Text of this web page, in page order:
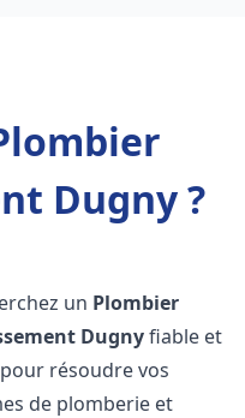
Dugny ?
un Plombier
Dugnyfiable et
résoudre vos
de plomberie et